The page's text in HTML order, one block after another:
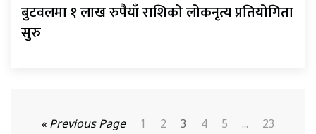
बुटवलमा १ लाख रुपैयाँ राशिको लोकनृत्य प्रतियोगिता
सुरु
« Previous Page 1 2 3 4 5 ...
23